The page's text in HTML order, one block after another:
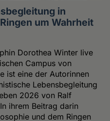
in
um Wahrheit
Dorothea Winter live
Campus von
ist eine der Autorinnen
Lebensbegleitung
2026 von Ralf
ihrem Beitrag darin
und dem Ringen